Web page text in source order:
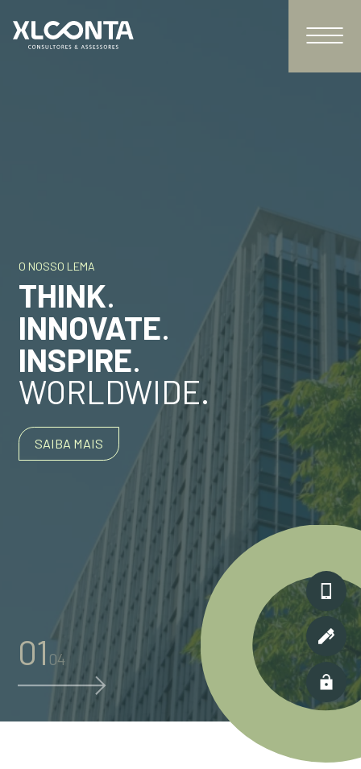
01 04
O NOSSO LEMA
THINK.
INNOVATE.
INSPIRE.
WORLDWIDE.
SAIBA MAIS